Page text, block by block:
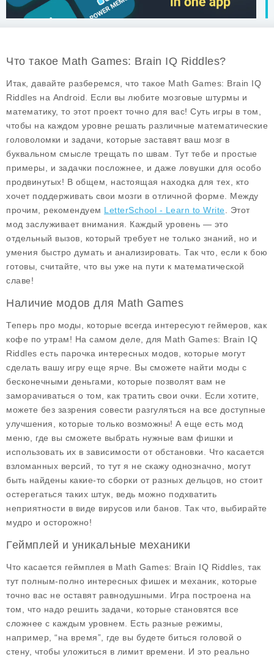
Что такое Math Games: Brain IQ Riddles?
Итак, давайте разберемся, что такое Math Games: Brain IQ
Riddles на Android. Если вы любите мозговые штурмы и
математику, то этот проект точно для вас! Суть игры в том,
чтобы на каждом уровне решать различные математические
головоломки и задачи, которые заставят ваш мозг в
буквальном смысле трещать по швам. Тут тебе и простые
примеры, и задачки посложнее, и даже ловушки для особо
продвинутых! В общем, настоящая находка для тех, кто
хочет поддерживать свои мозги в отличной форме. Между
прочим, рекомендуем LetterSchool - Learn to Write . Этот
мод заслуживает внимания. Каждый уровень — это
отдельный вызов, который требует не только знаний, но и
умения быстро думать и анализировать. Так что, если к бою
готовы, считайте, что вы уже на пути к математической
славе!
Наличие модов для Math Games
Теперь про моды, которые всегда интересуют геймеров, как
кофе по утрам! На самом деле, для Math Games: Brain IQ
Riddles есть парочка интересных модов, которые могут
сделать вашу игру еще ярче. Вы сможете найти моды с
бесконечными деньгами , которые позволят вам не
заморачиваться о том, как тратить свои очки. Если хотите,
можете без зазрения совести разгуляться на все доступные
улучшения, которые только возможны! А еще есть мод
меню , где вы сможете выбрать нужные вам фишки и
использовать их в зависимости от обстановки. Что касается
взломанных версий , то тут я не скажу однозначно, могут
быть найдены какие-то сборки от разных дельцов, но стоит
остерегаться таких штук, ведь можно подхватить
неприятности в виде вирусов или банов. Так что, выбирайте
мудро и осторожно!
Геймплей и уникальные механики
Что касается геймплея в Math Games: Brain IQ Riddles , так
тут полным-полно интересных фишек и механик, которые
точно вас не оставят равнодушными. Игра построена на
том, что надо решить задачи, которые становятся все
сложнее с каждым уровнем. Есть разные режимы,
например, “на время”, где вы будете биться головой о
стену, чтобы уложиться в лимит времени. И это реально